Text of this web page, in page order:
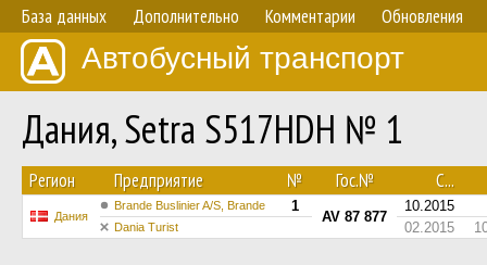
База данных Дополнительно Комментарии Обновления
Автобусный транспорт
Дания, Setra S517HDH № 1
Регион Предприятие № Гос.№ С...
Дания
Brande Buslinier A/S, Brande 1
AV 87 877
10.2015
Dania Turist 02.2015